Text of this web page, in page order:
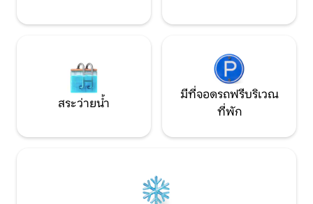
สระว่ายน้ำ
มีที่จอดรถฟรีบริเวณ
ที่พัก